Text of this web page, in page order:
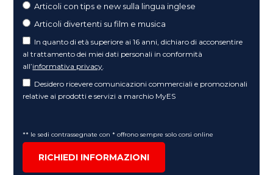
Articoli con tips e new sulla lingua inglese
Articoli divertenti su film e musica
In quanto di età superiore ai 16 anni, dichiaro di acconsentire
al trattamento dei miei dati personali in conformità
all’informativa privacy
Desidero ricevere comunicazioni commerciali e promozionali
relative ai prodotti e servizi a marchio MyES
** le sedi contrassegnate con * offrono sempre solo corsi online
RICHIEDI INFORMAZIONI